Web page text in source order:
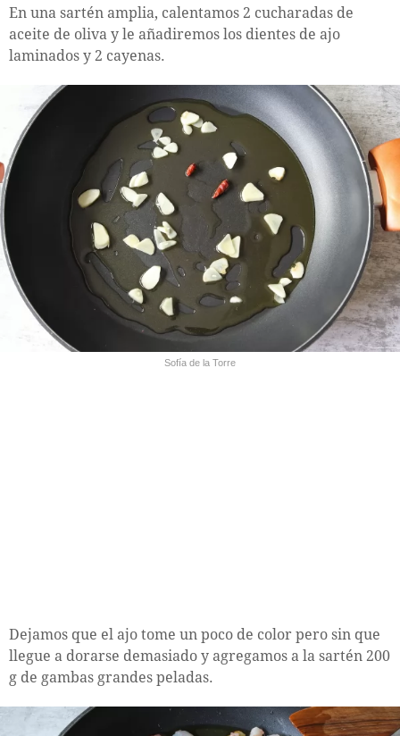
En una sartén amplia, calentamos 2 cucharadas de
aceite de oliva y le añadiremos los dientes de ajo
laminados y 2 cayenas.
Sofía de la Torre
Dejamos que el ajo tome un poco de color pero sin que
llegue a dorarse demasiado y agregamos a la sartén 200
g de gambas grandes peladas.